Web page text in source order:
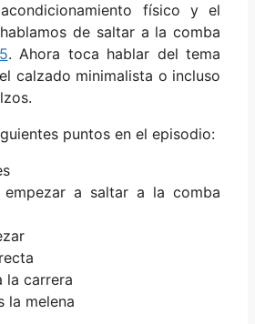
físico y el
de saltar a la comba
. Ahora toca hablar del tema
calzado minimalista o incluso
puntos en el episodio:
empezar a saltar a la comba
la carrera
la melena